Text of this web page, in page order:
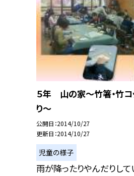
５年 山の家〜竹箸・竹コ
り〜
公開日 2014/10/27
更新日 2014/10/27
児童の様子
雨が降ったりやんだりして